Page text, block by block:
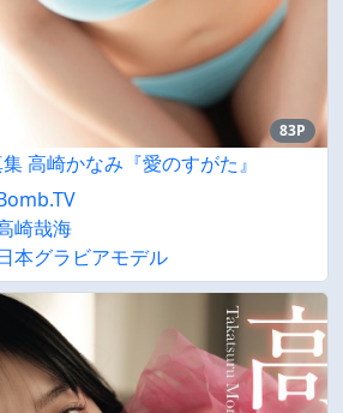
83P
高崎かなみ『愛のすがた』
崎哉海
本グラビアモデル